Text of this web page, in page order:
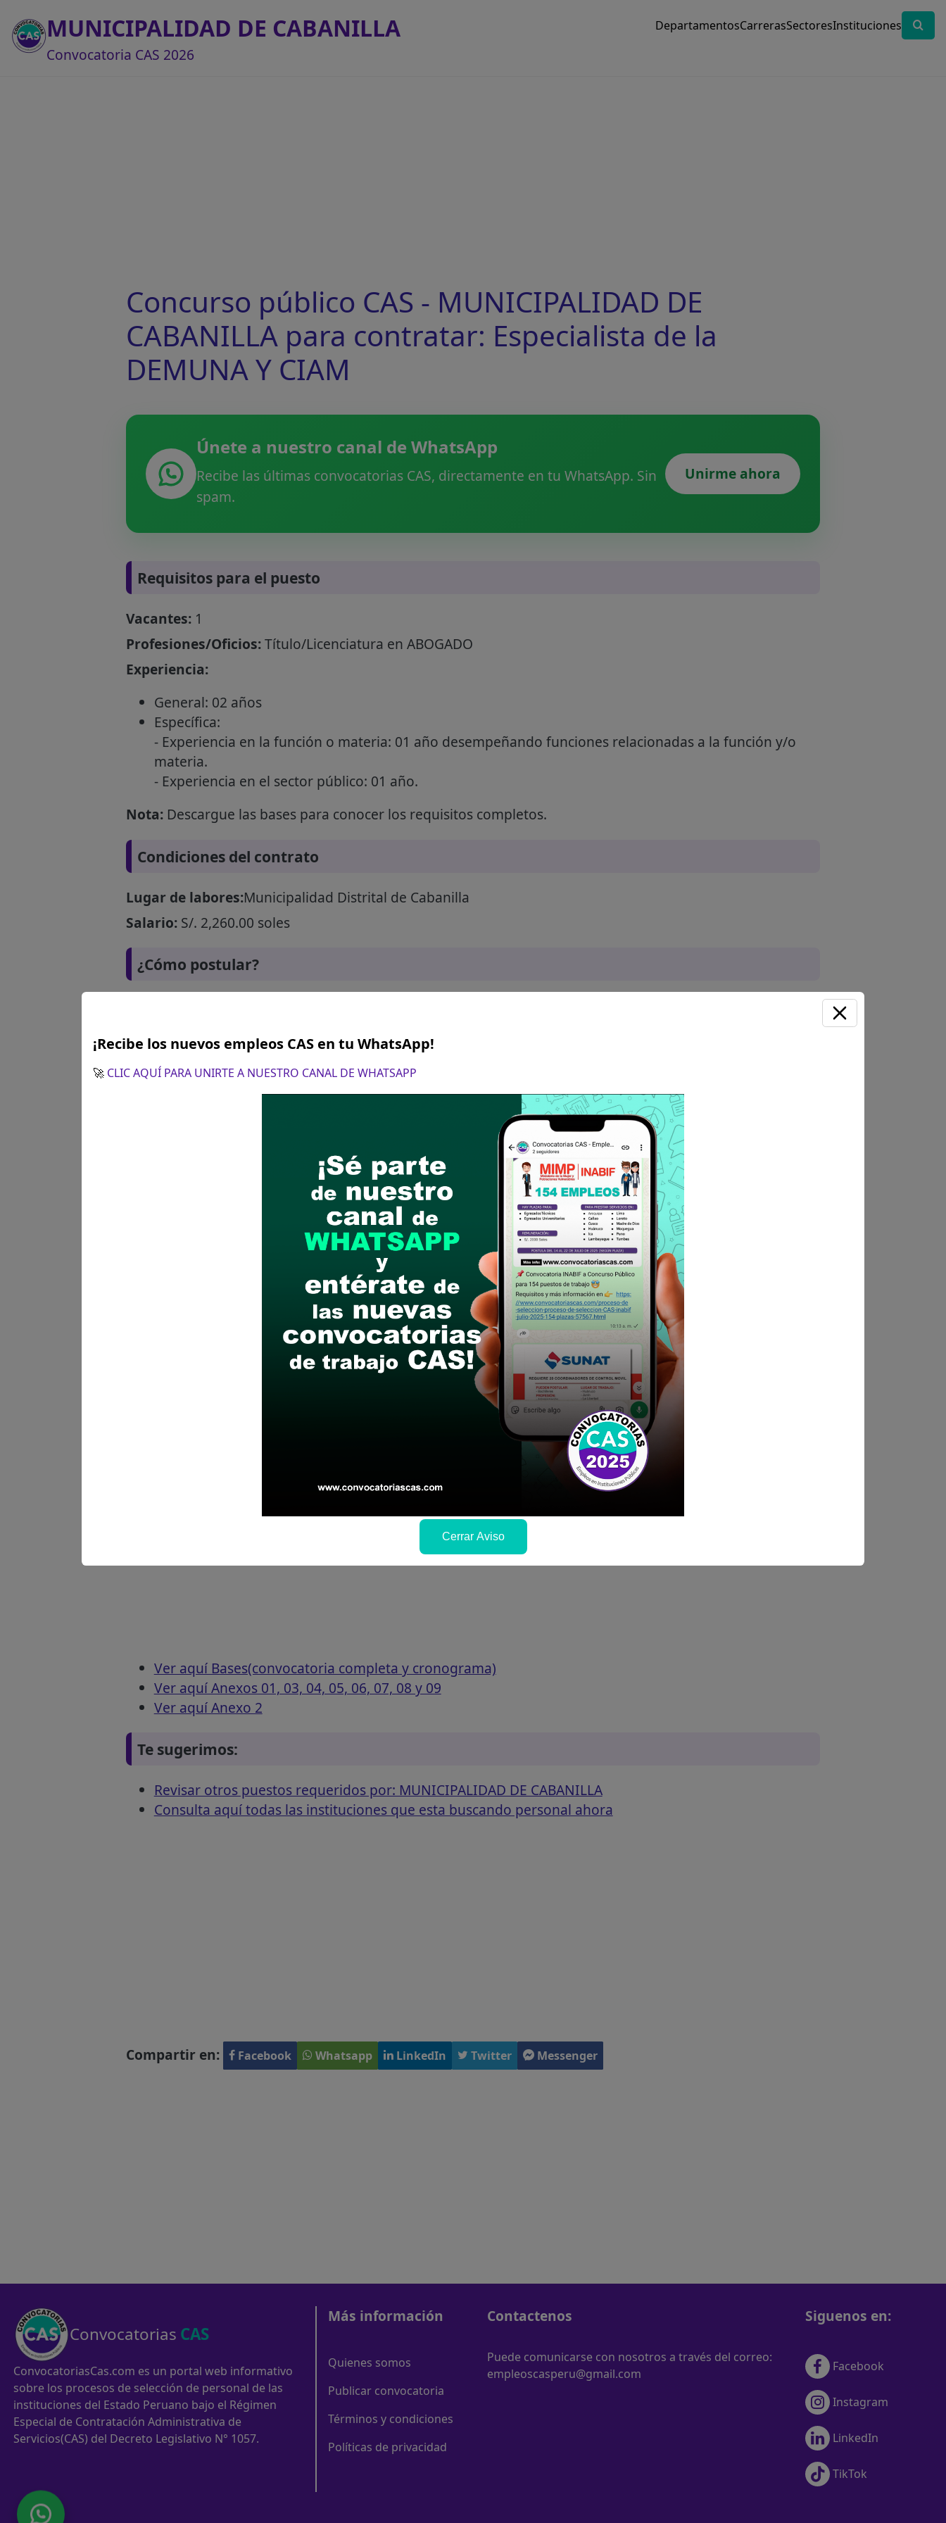
MUNICIPALIDAD DE CABANILLA
Convocatoria CAS 2026
DepartamentosCarrerasSectoresInstituciones
Concurso público CAS - MUNICIPALIDAD DE
CABANILLA para contratar: Especialista de la
DEMUNA Y CIAM
Únete a nuestro canal de WhatsApp
Recibe las últimas convocatorias CAS, directamente en tu WhatsApp. Sin
spam.
Unirme ahora
Requisitos para el puesto
Vacantes:1
Profesiones/Oficios:Título/Licenciatura en ABOGADO
Experiencia:
General: 02 años
Específica:
- Experiencia en la función o materia: 01 año desempeñando funciones relacionadas a la función y/o
materia.
- Experiencia en el sector público: 01 año.
Nota:Descargue las bases para conocer los requisitos completos.
Condiciones del contrato
Lugar de labores:Municipalidad Distrital de Cabanilla
Salario:S/. 2,260.00 soles
¿Cómo postular?
07 de enero de 2025, desde las 08:00 am a 4.00 pm
Presentación de expedientes en Mesa de Partes de la Municipalidad Distrital de Cabanilla
Recomendaciones para postular
Descarga y revisa a detalle las bases del concurso público
Antes de postular, verifica si cumples con los requisitos para el puesto
Prepara tu documentación y presentalo en la fechas y por los medios que indica las bases
Revisar el cronograma para conocer cuando se publicará los resultados
Ver aquí Bases(convocatoria completa y cronograma)
Ver aquí Anexos 01, 03, 04, 05, 06, 07, 08 y 09
Ver aquí Anexo 2
Te sugerimos:
Revisar otros puestos requeridos por: MUNICIPALIDAD DE CABANILLA
Consulta aquí todas las instituciones que esta buscando personal ahora
Compartir en: Facebook Whatsapp LinkedIn Twitter Messenger
Convocatorias CAS
ConvocatoriasCas.com es un portal web informativo
sobre los procesos de selección de personal de las
instituciones del Estado Peruano bajo el Régimen
Especial de Contratación Administrativa de
Servicios(CAS) del Decreto Legislativo N° 1057.
Más información
Quienes somos
Publicar convocatoria
Términos y condiciones
Políticas de privacidad
Contactenos
Puede comunicarse con nosotros a través del correo:
empleoscasperu@gmail.com
Siguenos en:
Facebook
Instagram
LinkedIn
TikTok
¡Recibe los nuevos empleos CAS en tu WhatsApp!
🚀 CLIC AQUÍ PARA UNIRTE A NUESTRO CANAL DE WHATSAPP
Cerrar Aviso